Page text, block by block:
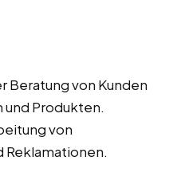
Beratung von Kunden
und Produkten.
von
Reklamationen.